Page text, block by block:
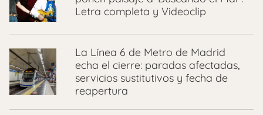
Letra completa y Videoclip
La Línea 6 de Metro de Madrid
echa el cierre: paradas afectadas,
servicios sustitutivos y fecha de
reapertura